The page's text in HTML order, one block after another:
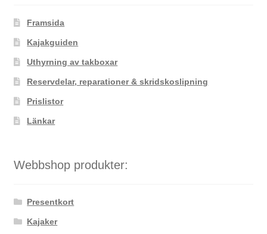
Framsida
Kajakguiden
Uthyrning av takboxar
Reservdelar, reparationer & skridskoslipning
Prislistor
Länkar
Webbshop produkter:
Presentkort
Kajaker